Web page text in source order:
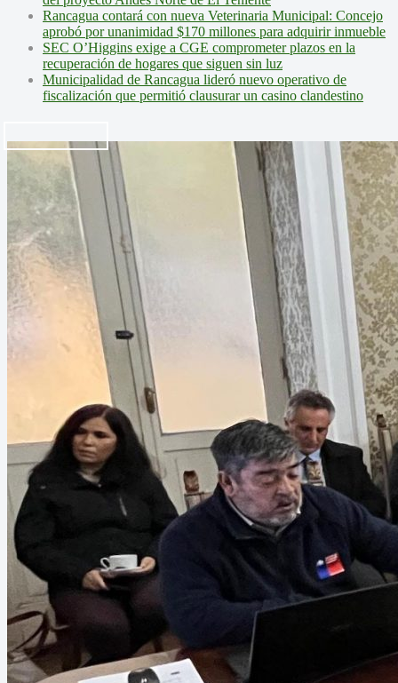
Rancagua contará con nueva Veterinaria Municipal: Concejo
aprobó por unanimidad $170 millones para adquirir inmueble
SEC O’Higgins exige a CGE comprometer plazos en la
recuperación de hogares que siguen sin luz
Municipalidad de Rancagua lideró nuevo operativo de
fiscalización que permitió clausurar un casino clandestino